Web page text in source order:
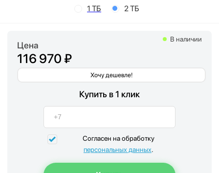
1 ТБ 2 ТБ
Цена
116 970 ₽
Хочу дешевле!
В наличии
Купить в 1 клик
Согласен на обработку
персональных данных.